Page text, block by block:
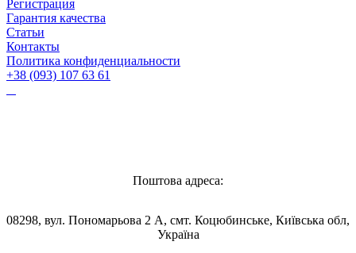
Регистрация
Гарантия качества
Статьи
Контакты
Политика конфиденциальности
+38 (093) 107 63 61
Поштова адреса:
08298, вул. Пономарьова 2 А, смт. Коцюбинське, Київська обл,
Україна